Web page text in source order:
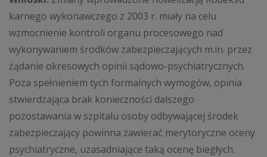
karnego wykonawczego z 2003 r. miały na celu
wzmocnienie kontroli organu procesowego nad
wykonywaniem środków zabezpieczających m.in. przez
żądanie okresowych opinii sądowo-psychiatrycznych.
Poza spełnieniem tych formalnych wymogów, opinia
stwierdzająca brak konieczności dalszego
pozostawania w szpitalu osoby odbywającej środek
zabezpieczający powinna zawierać merytoryczne oceny
psychiatryczne, uzasadniające taką ocenę biegłych.